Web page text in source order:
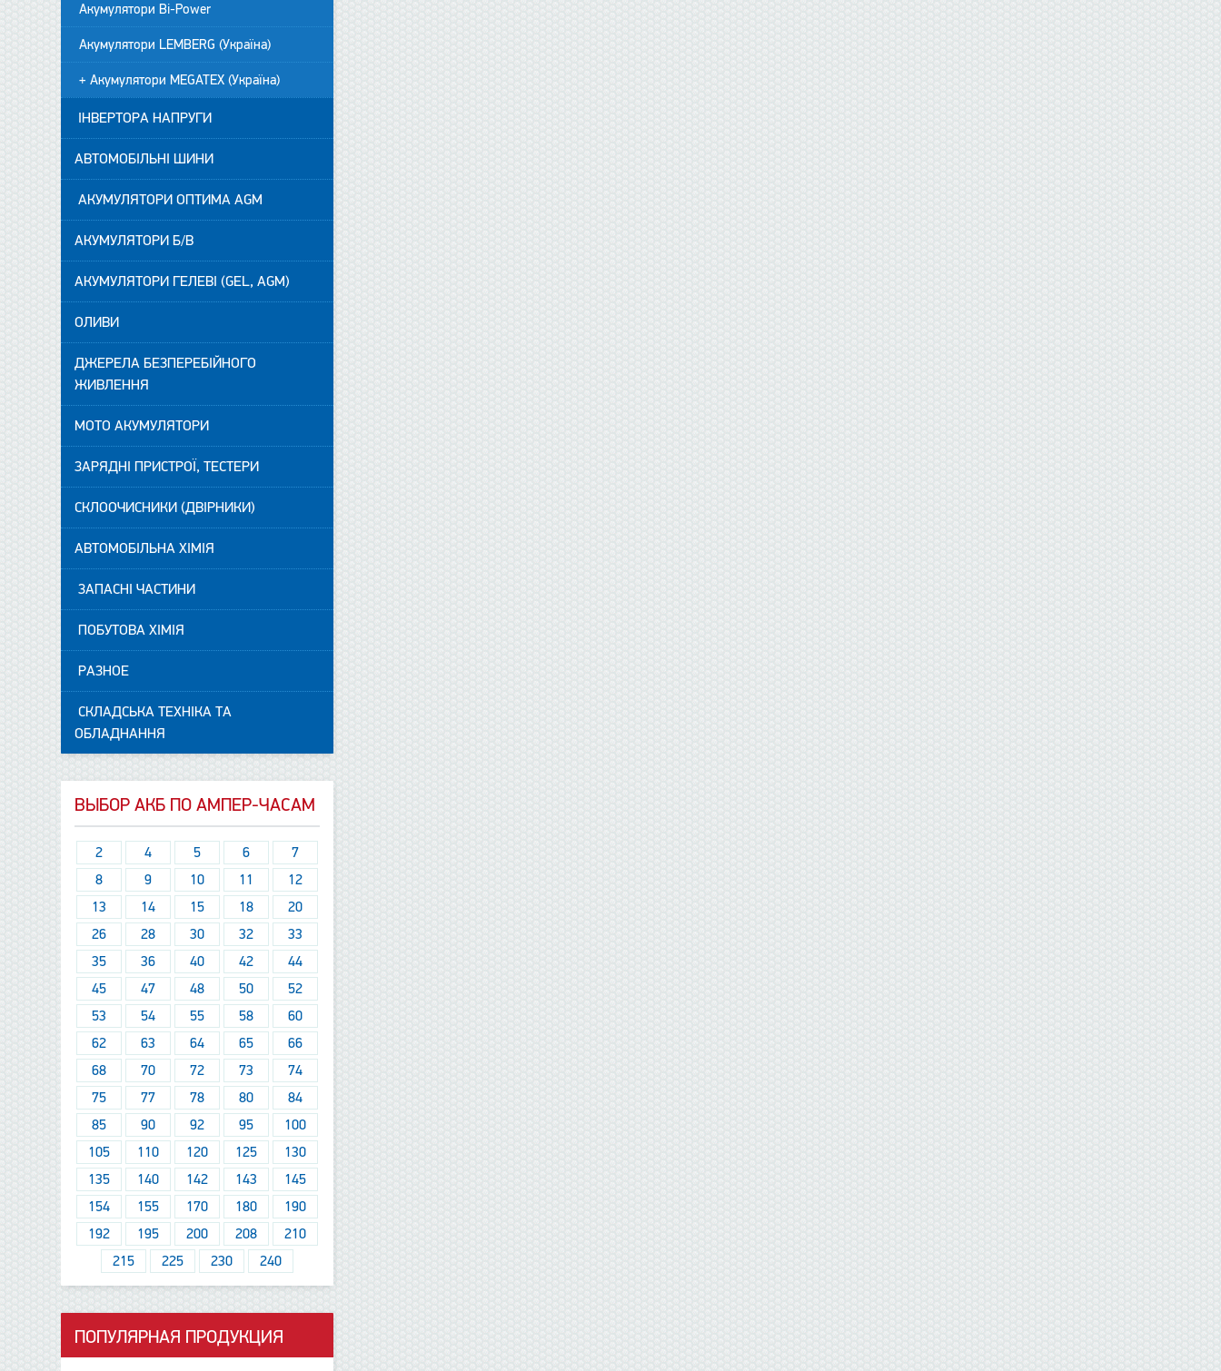
Акумулятори Bi-Power
Акумулятори LEMBERG (Україна)
+ Акумулятори MEGATEX (Україна)
ІНВЕРТОРА НАПРУГИ
АВТОМОБІЛЬНІ ШИНИ
АКУМУЛЯТОРИ ОПТИМА AGM
АКУМУЛЯТОРИ Б/В
АКУМУЛЯТОРИ ГЕЛЕВІ (GEL, AGM)
ОЛИВИ
ДЖЕРЕЛА БЕЗПЕРЕБІЙНОГО
ЖИВЛЕННЯ
МОТО АКУМУЛЯТОРИ
ЗАРЯДНІ ПРИСТРОЇ, ТЕСТЕРИ
СКЛООЧИСНИКИ (ДВІРНИКИ)
АВТОМОБІЛЬНА ХІМІЯ
ЗАПАСНІ ЧАСТИНИ
ПОБУТОВА ХІМІЯ
РАЗНОЕ
СКЛАДСЬКА ТЕХНІКА ТА
ОБЛАДНАННЯ
ВЫБОР АКБ ПО АМПЕР-ЧАСАМ
2 4 5 6
7
8
9 10 11
12
13
14 15 18
20
26
28 30 32
33
35
36 40 42
44
45
47 48 50
52
53
54 55 58
60
62
63 64 65
66
68
70 72 73
74
75
77 78 80
84
85
90 92 95
100
105
110 120 125
130
135
140 142 143
145
154
155 170 180
190
192
195 200 208
210
215
225 230 240
ПОПУЛЯРНАЯ ПРОДУКЦИЯ